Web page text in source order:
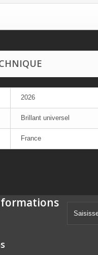
2026
Brillant universel
France